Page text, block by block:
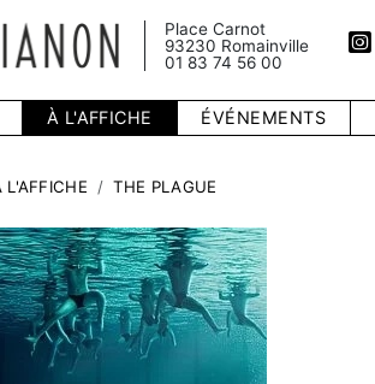
Place Carnot
93230 Romainville
01 83 74 56 00
À L'AFFICHE ÉVÉNEMENTS
L'AFFICHE THE PLAGUE